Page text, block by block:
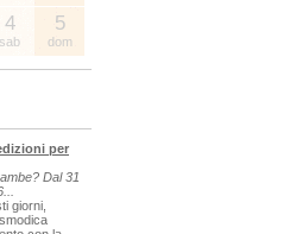
4
sab
5
dom
per
Dal 31
giorni,